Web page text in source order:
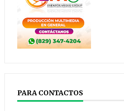
PARA CONTACTOS